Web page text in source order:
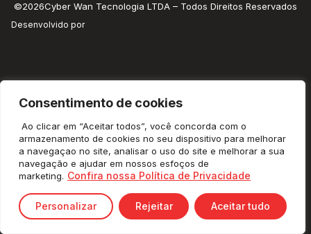
Consentimento de cookies
Ao clicar em “Aceitar todos”, você concorda com o
armazenamento de cookies no seu dispositivo para melhorar
a navegaçao no site, analisar o uso do site e melhorar a sua
navegação e ajudar em nossos esfoços de
marketing. Confira nossa Política de Privacidade
Personalizar Rejeitar Aceitar tudo
©2026Cyber Wan Tecnologia LTDA – Todos Direitos Reservados
Desenvolvido por